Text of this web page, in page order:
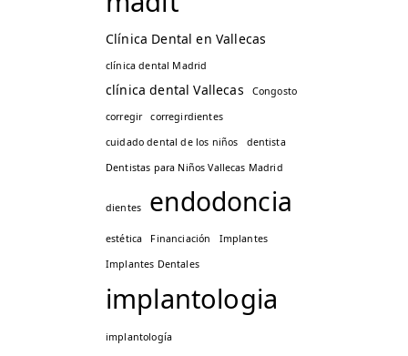
Clínica Dental en Vallecas
clínica dental Madrid
clínica dental Vallecas
Congosto
corregir
corregirdientes
cuidado dental de los niños
dentista
Dentistas para Niños Vallecas Madrid
dientes endodoncia
estética Financiación
Implantes
Implantes Dentales
implantologia
implantología